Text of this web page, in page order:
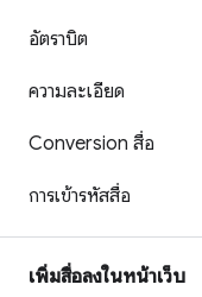
อัตราบิต
ความละเอียด
Conversion สื่อ
การเข้ารหัสสื่อ
เพิ่มสื่อลงในหน้าเว็บ